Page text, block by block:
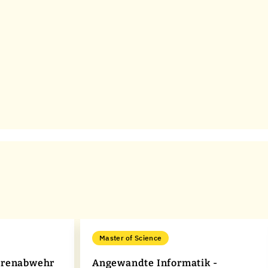
Master of Science
Angewandte Informatik -